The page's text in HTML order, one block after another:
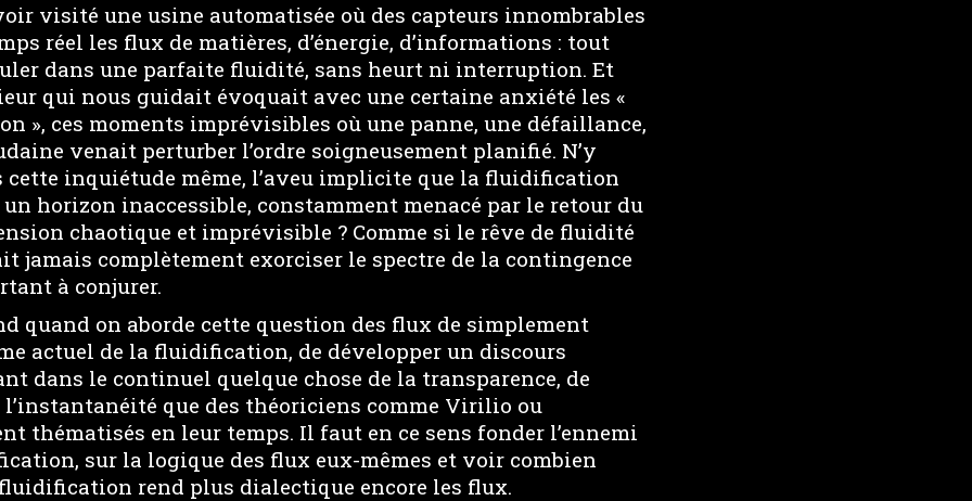
visité une usine automatisée où des capteurs innombrables
réel les flux de matières, d’énergie, d’informations : tout
dans une parfaite fluidité, sans heurt ni interruption. Et
qui nous guidait évoquait avec une certaine anxiété les «
», ces moments imprévisibles où une panne, une défaillance,
venait perturber l’ordre soigneusement planifié. N’y
inquiétude même, l’aveu implicite que la fluidification
horizon inaccessible, constamment menacé par le retour du
chaotique et imprévisible ? Comme si le rêve de fluidité
jamais complètement exorciser le spectre de la contingence
à conjurer.
quand on aborde cette question des flux de simplement
actuel de la fluidification, de développer un discours
dans le continuel quelque chose de la transparence, de
l’instantanéité que des théoriciens comme Virilio ou
thématisés en leur temps. Il faut en ce sens fonder l’ennemi
sur la logique des flux eux-mêmes et voir combien
rend plus dialectique encore les flux.